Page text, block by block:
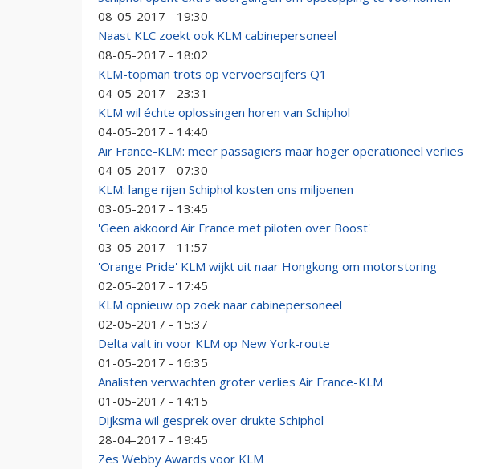
08-05-2017 - 19:30
Naast KLC zoekt ook KLM cabinepersoneel
08-05-2017 - 18:02
KLM-topman trots op vervoerscijfers Q1
04-05-2017 - 23:31
KLM wil échte oplossingen horen van Schiphol
04-05-2017 - 14:40
Air France-KLM: meer passagiers maar hoger operationeel verlies
04-05-2017 - 07:30
KLM: lange rijen Schiphol kosten ons miljoenen
03-05-2017 - 13:45
'Geen akkoord Air France met piloten over Boost'
03-05-2017 - 11:57
'Orange Pride' KLM wijkt uit naar Hongkong om motorstoring
02-05-2017 - 17:45
KLM opnieuw op zoek naar cabinepersoneel
02-05-2017 - 15:37
Delta valt in voor KLM op New York-route
01-05-2017 - 16:35
Analisten verwachten groter verlies Air France-KLM
01-05-2017 - 14:15
Dijksma wil gesprek over drukte Schiphol
28-04-2017 - 19:45
Zes Webby Awards voor KLM